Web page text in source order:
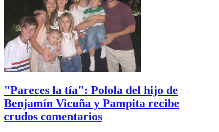
"Pareces la tía": Polola del hijo de
Benjamín Vicuña y Pampita recibe
crudos comentarios